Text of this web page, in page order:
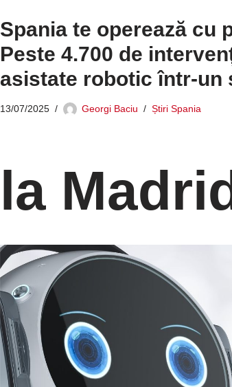
Spania te operează cu
Peste 4.700 de
asistate robotic într-un
13/07/2025 Georgi Baciu Știri Spania
la